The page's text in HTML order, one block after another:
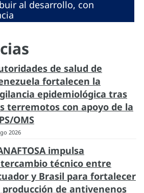
al desarrollo, con
de salud de
fortalecen la
epidemiológica tras
terremotos con apoyo de la
OMS
2026
impulsa
técnico entre
y Brasil para fortalecer
producción de antivenenos